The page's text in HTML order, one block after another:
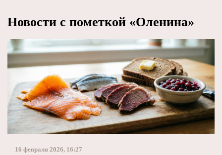
Таймыр Дудинка
автографы истории Красноярскийкрай Арктика
МФК Норильский никель хоккей
Заполярный филиал Норникеля NordStar ЗГУ
Новости с пометкой «Оленина»
16 февраля 2026, 16:27